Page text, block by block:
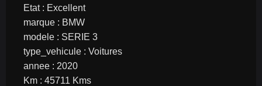
Etat : Excellent
marque : BMW
modele : SERIE 3
type_vehicule : Voitures
annee : 2020
Km : 45711 Kms